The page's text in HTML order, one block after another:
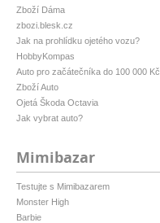
Zboží Dáma
zbozi.blesk.cz
Jak na prohlídku ojetého vozu?
HobbyKompas
Auto pro začátečníka do 100 000 Kč
Zboží Auto
Ojetá Škoda Octavia
Jak vybrat auto?
Mimibazar
Testujte s Mimibazarem
Monster High
Barbie